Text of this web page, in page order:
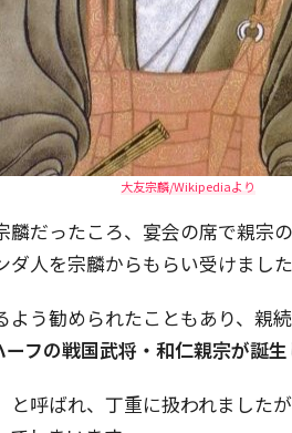
大友宗麟/Wikipediaより
麟だったころ、宴会の席で親宗
人を宗麟からもらい受けました
よう勧められたこともあり、親
ーフの戦国武将・和仁親宗が誕
と呼ばれ、丁重に扱われました